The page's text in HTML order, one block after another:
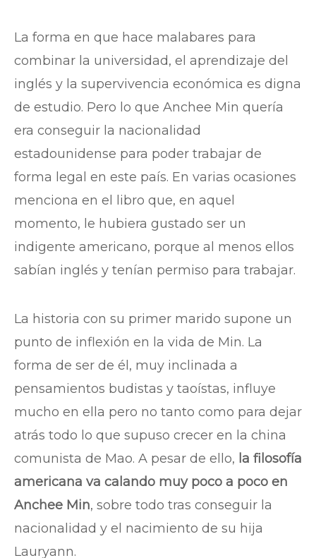
La forma en que hace malabares para
combinar la universidad, el aprendizaje del
inglés y la supervivencia económica es digna
de estudio. Pero lo que Anchee Min quería
era conseguir la nacionalidad
estadounidense para poder trabajar de
forma legal en este país. En varias ocasiones
menciona en el libro que, en aquel
momento, le hubiera gustado ser un
indigente americano, porque al menos ellos
sabían inglés y tenían permiso para trabajar.
La historia con su primer marido supone un
punto de inflexión en la vida de Min. La
forma de ser de él, muy inclinada a
pensamientos budistas y taoístas, influye
mucho en ella pero no tanto como para dejar
atrás todo lo que supuso crecer en la china
comunista de Mao. A pesar de ello, la filosofía
americana va calando muy poco a poco en
Anchee Min, sobre todo tras conseguir la
nacionalidad y el nacimiento de su hija
Lauryann.